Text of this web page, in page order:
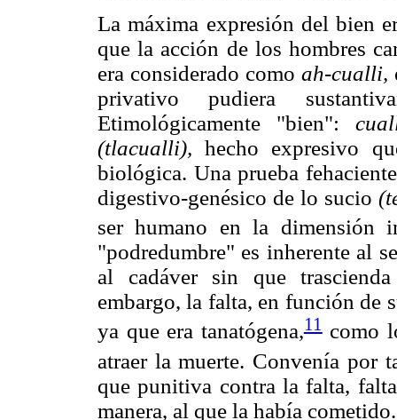
La máxima expresión del bien
que la acción de los hombres
era considerado comoah-cualli,
privativo pudiera
Etimológicamente "bien":
(tlacualli), hecho expresivo
biológica. Una prueba
digestivo-genésico de lo sucio
ser humano en la dimensión
"podredumbre" es inherente al
al cadáver sin que
embargo, la falta, en función de
ya que era tanatógena,11como
atraer la muerte. Convenía por
que punitiva contra la falta,
manera, al que la había cometido.